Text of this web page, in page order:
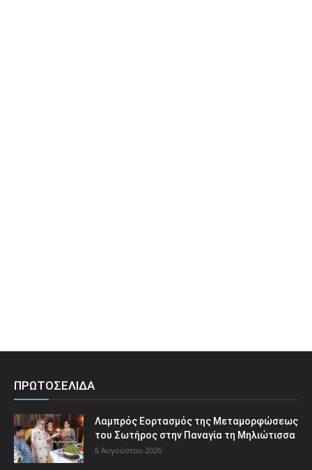
ΠΡΩΤΟΣΕΛΙΔΑ
Λαμπρός Εορτασμός της Μεταμορφώσεως
του Σωτήρος στην Παναγία τη Μηλιώτισσα
6 Αυγούστου 2026